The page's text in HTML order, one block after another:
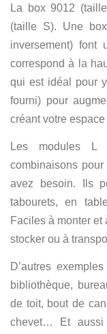
La box 9012
(taille S). Une
inversement)
correspond à la
qui est idéal pour
fourni) pour
créant votre
Les modules L
combinaisons
avez besoin. Ils
tabourets, en
Faciles à monter et
stocker ou à
D’autres
bibliothèque,
de toit, bout de
chevet… Et aussi